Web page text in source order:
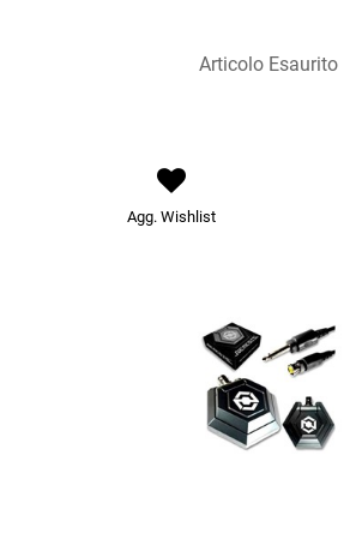
Articolo Esaurito
Agg. Wishlist